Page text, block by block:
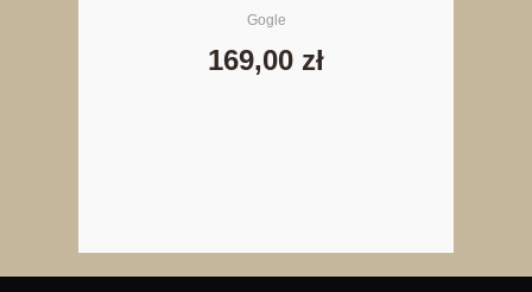
Gogle
169,00 zł